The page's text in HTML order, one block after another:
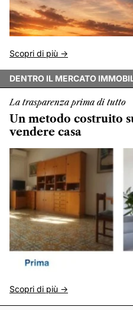
Scopri di più ->
DENTRO IL MERCATO
La trasparenza prima di tutto
Un metodo costruito
vendere casa
Scopri di più ->